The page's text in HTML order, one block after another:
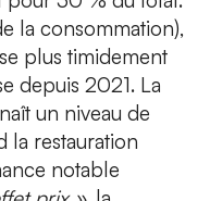
la consommation),
plus timidement
depuis 2021. La
un niveau de
la restauration
notable